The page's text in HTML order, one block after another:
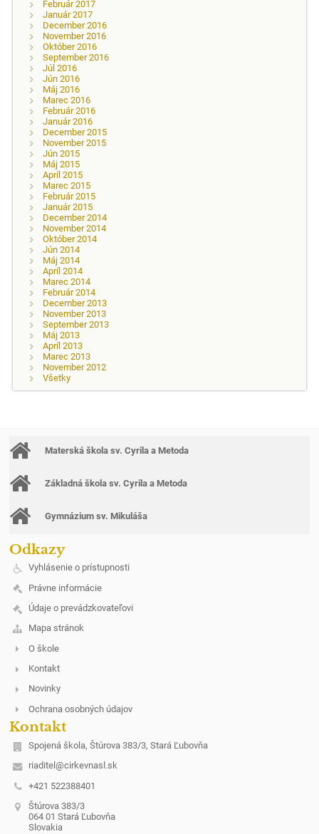
Február 2017
Január 2017
December 2016
November 2016
Október 2016
September 2016
Júl 2016
Jún 2016
Máj 2016
Marec 2016
Február 2016
Január 2016
December 2015
November 2015
Jún 2015
Máj 2015
Apríl 2015
Marec 2015
Február 2015
Január 2015
December 2014
November 2014
Október 2014
Jún 2014
Máj 2014
Apríl 2014
Marec 2014
Február 2014
December 2013
November 2013
September 2013
Máj 2013
Apríl 2013
Marec 2013
November 2012
Všetky
Materská škola sv. Cyrila a Metoda
Základná škola sv. Cyrila a Metoda
Gymnázium sv. Mikuláša
Odkazy
Vyhlásenie o prístupnosti
Právne informácie
Údaje o prevádzkovateľovi
Mapa stránok
O škole
Kontakt
Novinky
Ochrana osobných údajov
Kontakt
Spojená škola, Štúrova 383/3, Stará Ľubovňa
riaditel@cirkevnasl.sk
+421 522388401
Štúrova 383/3
064 01 Stará Ľubovňa
Slovakia